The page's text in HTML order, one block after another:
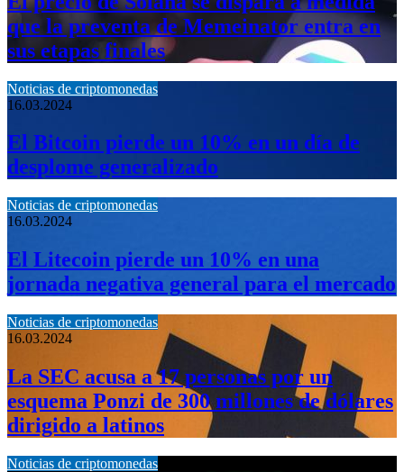
que la preventa de Memeinator entra en
sus etapas finales
Noticias de criptomonedas
16.03.2024
El Bitcoin pierde un 10% en un día de
desplome generalizado
Noticias de criptomonedas
16.03.2024
El Litecoin pierde un 10% en una
jornada negativa general para el mercado
Noticias de criptomonedas
16.03.2024
La SEC acusa a 17 personas por un
esquema Ponzi de 300 millones de dólares
dirigido a latinos
Noticias de criptomonedas